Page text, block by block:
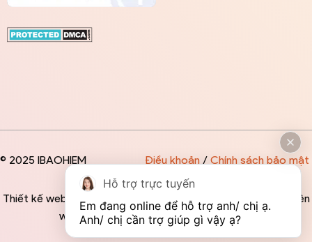
© 2025 IBAOHIEM
Thiết kế website độc quyền bởi IBAOHIEM - Mọi thông tin trên
website đều mang tính chất tham khảo
Điều khoản/ Chính sách bảo mật
Hỗ trợ trực tuyến
Em đang online để hỗ trợ anh/ chị ạ.
Anh/ chị cần trợ giúp gì vậy ạ?